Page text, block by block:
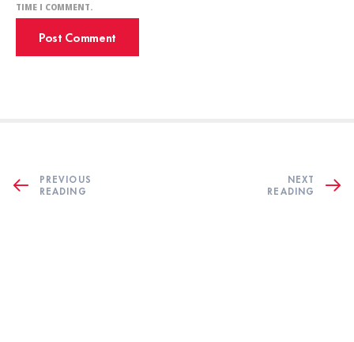
TIME I COMMENT.
PREVIOUS
READING
NEXT
READING